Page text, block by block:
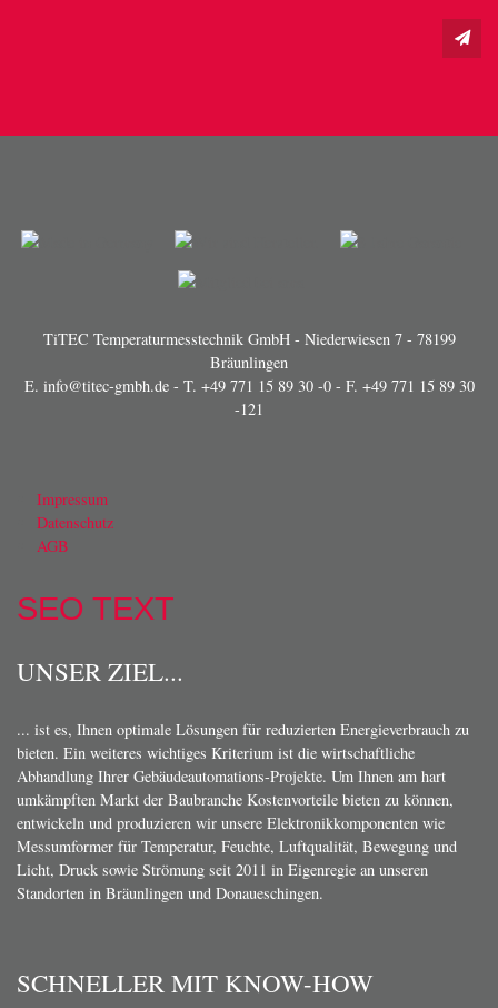
TiTEC Temperaturmesstechnik GmbH - Niederwiesen 7 - 78199
Bräunlingen
E. info@titec-gmbh.de- T. +49 771 15 89 30 -0- F. +49 771 15 89 30
-121
Impressum
Datenschutz
AGB
SEO TEXT
UNSER ZIEL...
... ist es, Ihnen optimale Lösungen für reduzierten Energieverbrauch zu
bieten. Ein weiteres wichtiges Kriterium ist die wirtschaftliche
Abhandlung Ihrer Gebäudeautomations-Projekte. Um Ihnen am hart
umkämpften Markt der Baubranche Kostenvorteile bieten zu können,
entwickeln und produzieren wir unsere Elektronikkomponenten wie
Messumformer für Temperatur, Feuchte, Luftqualität, Bewegung und
Licht, Druck sowie Strömung seit 2011 in Eigenregie an unseren
Standorten in Bräunlingen und Donaueschingen.
SCHNELLER MIT KNOW-HOW